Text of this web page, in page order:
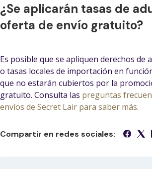
¿Se aplicarán tasas de
oferta de envío gratuito?
Es posible que se apliquen derechos de
o tasas locales de importación en
que no estarán cubiertos por la
gratuito. Consulta las preguntas
envíos de Secret Lair para saber más.
Compartir en redes sociales: